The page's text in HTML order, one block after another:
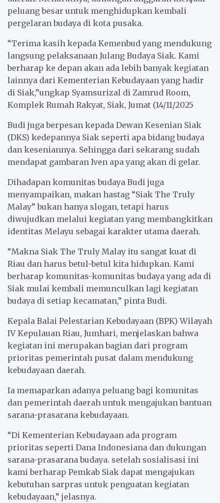
peluang besar untuk menghidupkan kembali
pergelaran budaya di kota pusaka.
“Terima kasih kepada Kemenbud yang mendukung
langsung pelaksanaan Julang Budaya Siak. Kami
berharap ke depan akan ada lebih banyak kegiatan
lainnya dari Kementerian Kebudayaan yang hadir
di Siak,”ungkap Syamsurizal di Zamrud Room,
Komplek Rumah Rakyat, Siak, Jumat (14/11/2025
Budi juga berpesan kepada Dewan Kesenian Siak
(DKS) kedepannya Siak seperti apa bidang budaya
dan keseniannya. Sehingga dari sekarang sudah
mendapat gambaran Iven apa yang akan di gelar.
Dihadapan komunitas budaya Budi juga
menyampaikan, makan hastag “Siak The Truly
Malay” bukan hanya slogan, tetapi harus
diwujudkan melalui kegiatan yang membangkitkan
identitas Melayu sebagai karakter utama daerah.
“Makna Siak The Truly Malay itu sangat kuat di
Riau dan harus betul-betul kita hidupkan. Kami
berharap komunitas-komunitas budaya yang ada di
Siak mulai kembali memunculkan lagi kegiatan
budaya di setiap kecamatan,” pinta Budi.
Kepala Balai Pelestarian Kebudayaan (BPK) Wilayah
IV Kepulauan Riau, Jumhari, menjelaskan bahwa
kegiatan ini merupakan bagian dari program
prioritas pemerintah pusat dalam mendukung
kebudayaan daerah.
Ia memaparkan adanya peluang bagi komunitas
dan pemerintah daerah untuk mengajukan bantuan
sarana-prasarana kebudayaan.
“Di Kementerian Kebudayaan ada program
prioritas seperti Dana Indonesiana dan dukungan
sarana-prasarana budaya. setelah sosialisasi ini
kami berharap Pemkab Siak dapat mengajukan
kebutuhan sarpras untuk penguatan kegiatan
kebudayaan,” jelasnya.